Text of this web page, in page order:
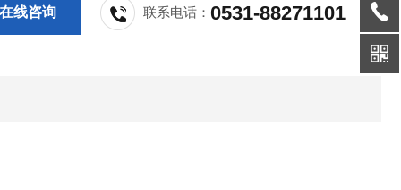
在线咨询 联系电话：0531-88271101